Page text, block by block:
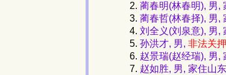
蔺春明(林春明), 男,
蔺春哲(林春择), 男,
刘全义(刘泉意), 男,
孙洪才, 男, 非法关押
赵景瑞(赵经瑞), 男,
赵如胜, 男, 家住山